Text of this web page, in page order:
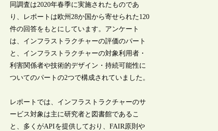
同調査は2020年春季に実施されたものであ
り、レポートは欧州28か国から寄せられた120
件の回答をもとにしています。アンケート
は、インフラストラクチャーの評価のパート
と、インフラストラクチャーの対象利用者・
利害関係者や技術的デザイン・持続可能性に
ついてのパートの2つで構成されていました。
レポートでは、インフラストラクチャーのサ
ービス対象は主に研究者と図書館であるこ
と、多くがAPIを提供しており、FAIR原則や